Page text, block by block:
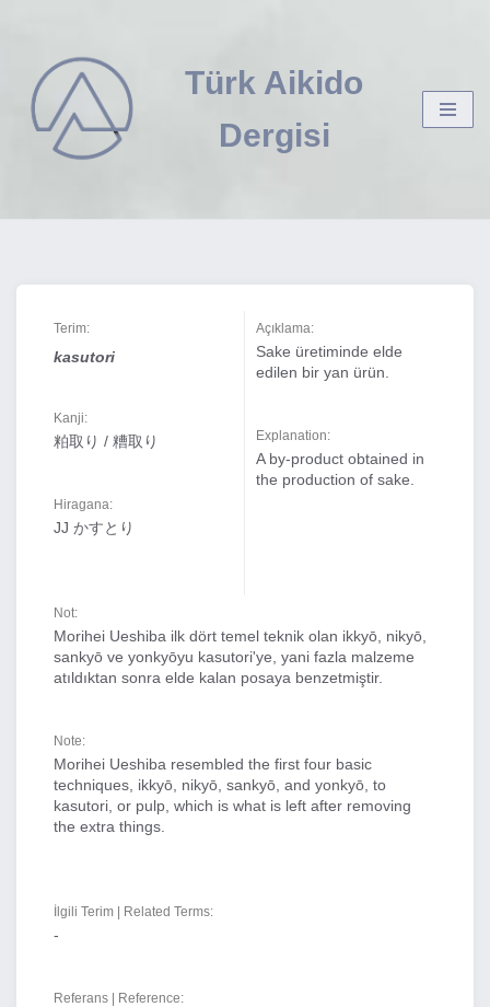
İçeriğe
geç
Türk Aikido
Dergisi
Terim:
kasutori
Kanji:
粕取り / 糟取り
Hiragana:
JJ かすとり
Açıklama:
Sake üretiminde elde
edilen bir yan ürün.
Explanation:
A by-product obtained in
the production of sake.
Not:
Morihei Ueshiba ilk dört temel teknik olan ikkyō, nikyō,
sankyō ve yonkyōyu kasutori'ye, yani fazla malzeme
atıldıktan sonra elde kalan posaya benzetmiştir.
Note:
Morihei Ueshiba resembled the first four basic
techniques, ikkyō, nikyō, sankyō, and yonkyō, to
kasutori, or pulp, which is what is left after removing
the extra things.
İlgili Terim | Related Terms:
-
Referans | Reference: